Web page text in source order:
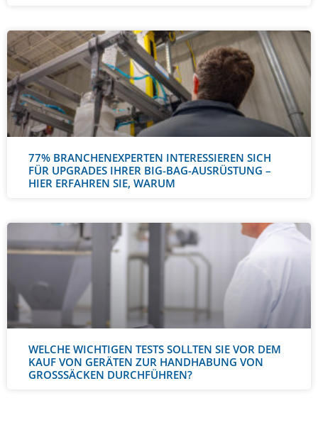
77% BRANCHENEXPERTEN INTERESSIEREN SICH
FÜR UPGRADES IHRER BIG-BAG-AUSRÜSTUNG –
HIER ERFAHREN SIE, WARUM
WELCHE WICHTIGEN TESTS SOLLTEN SIE VOR DEM
KAUF VON GERÄTEN ZUR HANDHABUNG VON
GROSSSÄCKEN DURCHFÜHREN?